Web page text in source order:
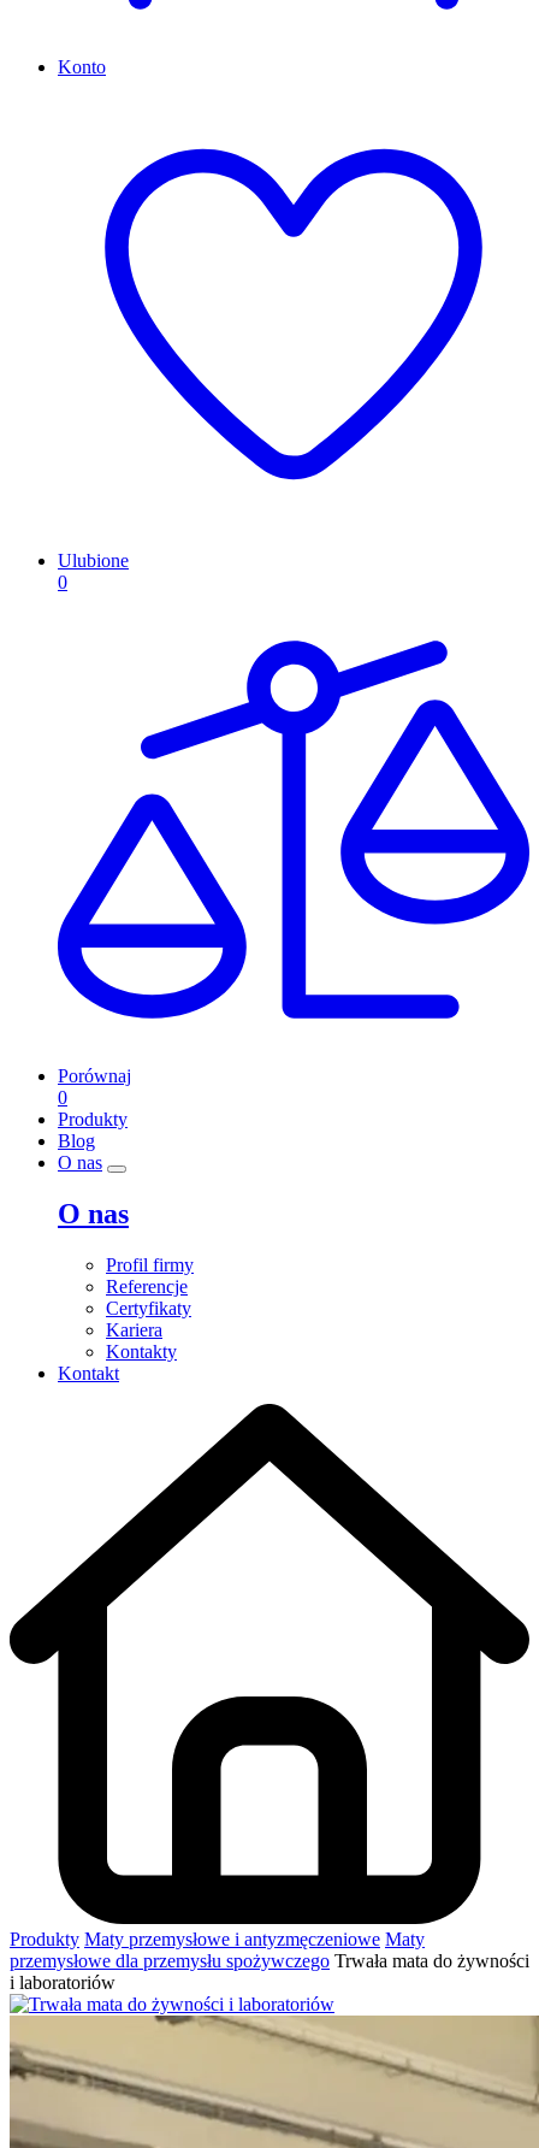
Konto
Ulubione
0
Porównaj
0
Produkty
Blog
O nas
O nas
Profil firmy
Referencje
Certyfikaty
Kariera
Kontakty
Kontakt
Produkty Maty przemysłowe i antyzmęczeniowe Maty
przemysłowe dla przemysłu spożywczego Trwała mata do żywności
i laboratoriów